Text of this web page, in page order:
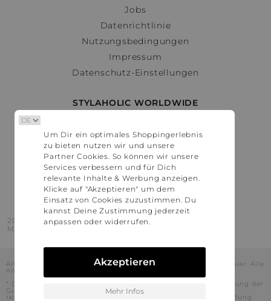
Jobs
Datenrichtlinie
Nutzungsbedingungen
Impressum
Datenschutz-Einstellungen
STYLAHOLIC WORLDWIDE
Österreich
Schweiz
France
United States
2016 - 2026 © Stylaholic.
Made for you with love in munich.
Alle Preise inkl. der jeweils geltenden gesetzlichen Mehrwertsteuer. Alle
Angaben ohne Gewähr.
* Die angezeigten Preise beinhalten Rabatte, die durch die Nutzung der
Gutschein-Codes auf den Seiten unserer Partner voraussichtlich
realisiert werden können. Stylaholic führt keine vollständige Prüfung
Um Dir ein optimales Shoppingerlebnis
zu bieten nutzen wir und unsere
Partner Cookies. So können wir unsere
Services verbessern und für Dich
relevante Inhalte & Werbung anzeigen.
Klicke auf "Akzeptieren" um dem
Einsatz von Cookies zuzustimmen. Du
kannst Deine Zustimmung jederzeit
anpassen oder widerrufen.
Akzeptieren
Mehr Infos